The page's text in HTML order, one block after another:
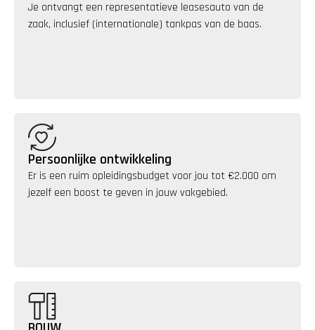
Je ontvangt een representatieve leasesauto van de
zaak, inclusief (internationale) tankpas van de baas.
Persoonlijke ontwikkeling
Er is een ruim opleidingsbudget voor jou tot €2.000 om
jezelf een boost te geven in jouw vakgebied.